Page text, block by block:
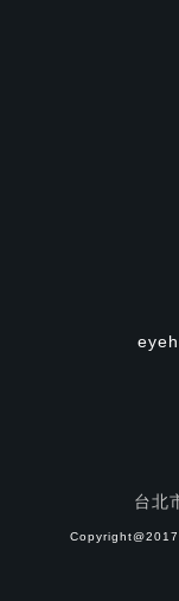
台北